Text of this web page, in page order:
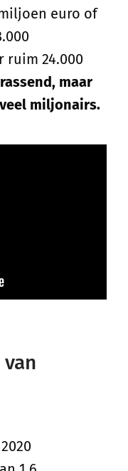
euro of
ruim 24.000
maar
miljonairs.